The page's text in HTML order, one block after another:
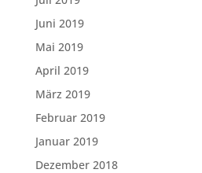
Juni 2019
Mai 2019
April 2019
März 2019
Februar 2019
Januar 2019
Dezember 2018